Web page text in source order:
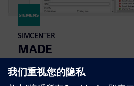
SIMCENTER
MADE
Maintenance Aware Design